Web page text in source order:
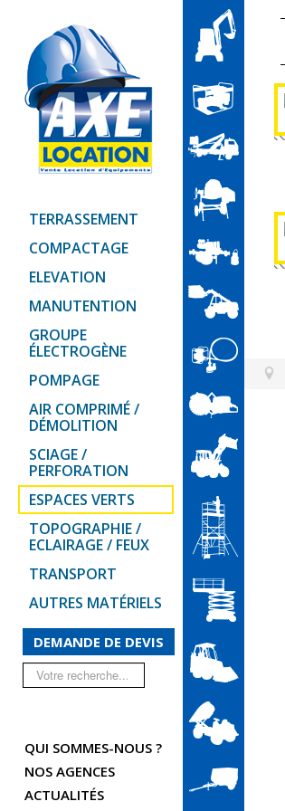
TERRASSEMENT
COMPACTAGE
ELEVATION
MANUTENTION
GROUPE
ÉLECTROGÈNE
POMPAGE
AIR COMPRIMÉ /
DÉMOLITION
SCIAGE /
PERFORATION
ESPACES VERTS
TOPOGRAPHIE /
ECLAIRAGE / FEUX
TRANSPORT
AUTRES MATÉRIELS
DEMANDE DE DEVIS
Rechercher
QUI SOMMES-NOUS ?
NOS AGENCES
ACTUALITÉS